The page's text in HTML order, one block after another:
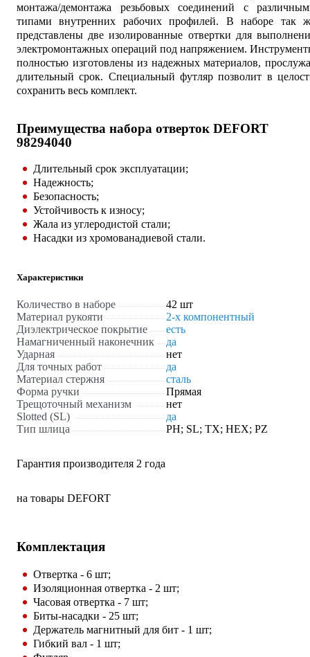
монтажа/демонтажа резьбовых соединений с
типами внутренних рабочих профилей. В наборе так
представлены две изолированные отвертки для
электромонтажных операций под напряжением.
полностью изготовлены из надежных материалов,
длительный срок. Специальный футляр позволит в
сохранить весь комплект.
Преимущества набора отверток DEFORT
98294040
Длительный срок эксплуатации;
Надежность;
Безопасность;
Устойчивость к износу;
Жала из углеродистой стали;
Насадки из хромованадиевой стали.
Характеристики
Количество в наборе
42 шт
Материал рукояти
2-х компонентный
Диэлектрическое покрытие
есть
Намагниченный наконечник
да
Ударная
нет
Для точных работ
да
Материал стержня
сталь
Форма ручки
Прямая
Трещоточный механизм
нет
Slotted (SL)
да
Тип шлица
PH; SL; TX; HEX; PZ
Гарантия производителя 2 года
на товары DEFORT
Комплектация
Отвертка - 6 шт;
Изоляционная отвертка - 2 шт;
Часовая отвертка - 7 шт;
Биты-насадки - 25 шт;
Держатель магнитный для бит - 1 шт;
Гибкий вал - 1 шт;